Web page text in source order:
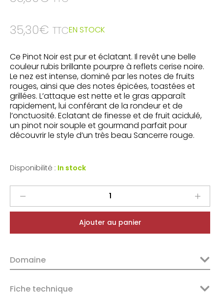
35,30€ TTCEN STOCK
Ce Pinot Noir est pur et éclatant. Il revêt une belle
couleur rubis brillante pourpre à reflets cerise noire.
Le nez est intense, dominé par les notes de fruits
rouges, ainsi que des notes épicées, toastées et
grillées. L’attaque est nette et le gras apparaît
rapidement, lui conférant de la rondeur et de
l’onctuosité. Eclatant de finesse et de fruit acidulé,
un pinot noir souple et gourmand parfait pour
découvrir le style d’un très beau Sancerre rouge.
Disponibilité : In stock
Sancerre
Pinot
2024
quantity
Ajouter au panier
Domaine
Fiche technique